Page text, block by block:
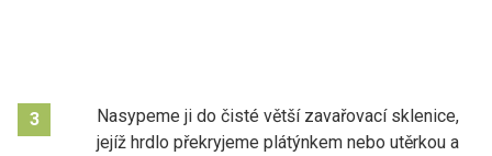
3
Nasypeme ji do čisté větší zavařovací sklenice,
jejíž hrdlo překryjeme plátýnkem nebo utěrkou a